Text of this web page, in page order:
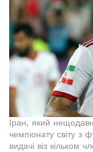
Іран, який
чемпіонату світу
видачі віз кільком